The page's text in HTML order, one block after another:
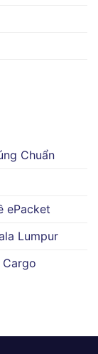
Chuẩn
ePacket
Lumpur
Cargo